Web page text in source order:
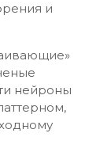
и
нейроны